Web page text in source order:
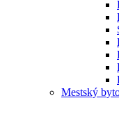
Mestský